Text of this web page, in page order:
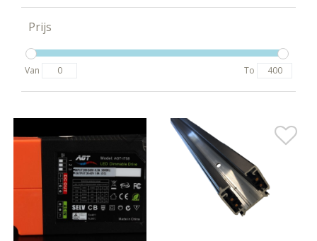
Prijs
Van To